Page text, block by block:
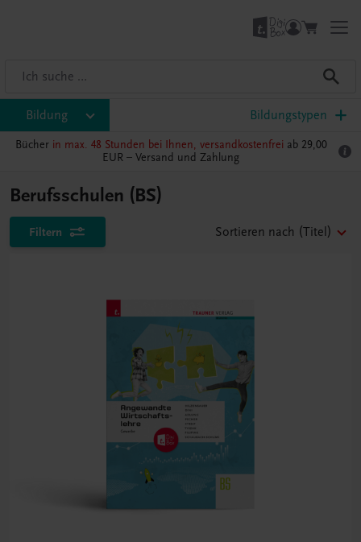
Bildung Bildungstypen
Bücher in max. 48 Stunden bei Ihnen, versandkostenfrei ab 29,00
EUR – Versand und Zahlung
Berufsschulen (BS)
Filtern Sortieren nach (Titel)